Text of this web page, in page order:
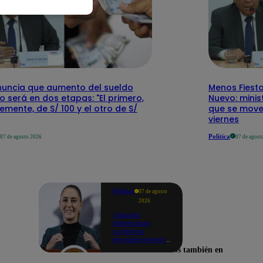
que aumento del sueldo
será en dos etapas: "El primero,
de S/ 100 y el otro de S/
07 de agosto 2026
Menos
Nuevo:
que se
viernes
Política 07 de
Política
07 de agosto
2026
Claudia
Sheinbaum
confirma
restablecimiento
Encuéntranos también en